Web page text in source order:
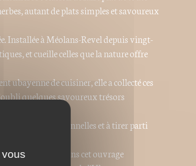
autant de plats simples et savoureux
Installée à Méolans-Revel depuis vingt-
et cueille celles que la nature offre
ubayenne de cuisiner, elle a collecté ces
quelques savoureux trésors
des recettes personnelles et à tirer parti
se rejoignent dans cet ouvrage